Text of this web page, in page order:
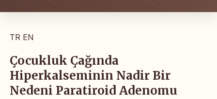
TR EN
Çocukluk Çağında
Hiperkalseminin Nadir Bir
Nedeni Paratiroid Adenomu